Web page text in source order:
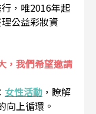
，唯2016年起
公益彩妝資
，我們希望邀請
女性活動 ，瞭解
向上循環。